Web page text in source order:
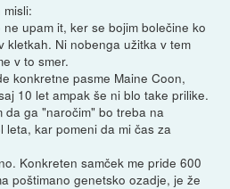
upam it, ker se bojim bolečine ko
kletkah. Ni nobenga užitka v tem
v to smer.
konkretne pasme Maine Coon,
10 let ampak še ni blo take prilike.
da ga "naročim" bo treba na
kar pomeni da mi čas za
Konkreten samček me pride 600
poštimano genetsko ozadje, je že